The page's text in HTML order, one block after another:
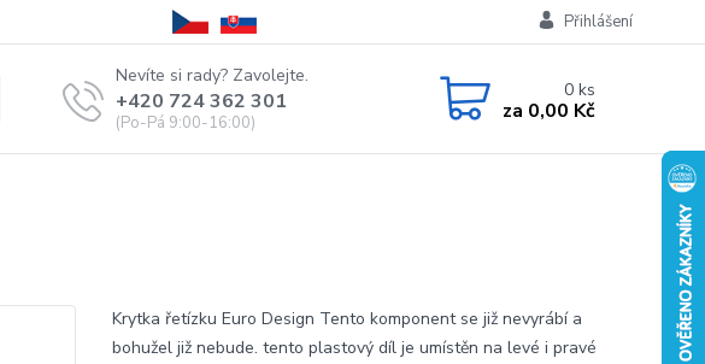
Přihlášení
Nevíte si rady? Zavolejte.
+420 724 362 301
(Po-Pá 9:00-16:00)
0ks
za 0,00 Kč
Krytka řetízku Euro Design Tento komponent se již nevyrábí a
bohužel již nebude. tento plastový díl je umístěn na levé i pravé